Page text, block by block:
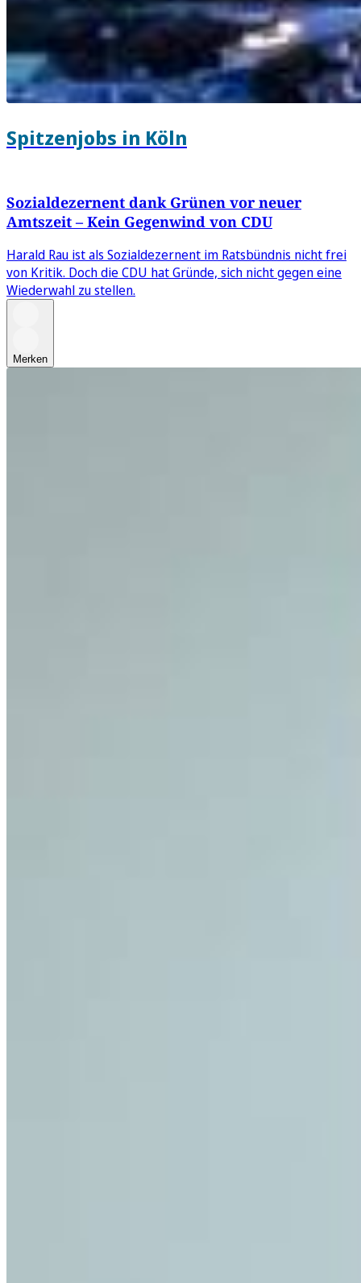
Spitzenjobs in Köln
Sozialdezernent dank Grünen vor neuer
Amtszeit – Kein Gegenwind von CDU
Harald Rau ist als Sozialdezernent im Ratsbündnis nicht frei
von Kritik. Doch die CDU hat Gründe, sich nicht gegen eine
Wiederwahl zu stellen.
Merken